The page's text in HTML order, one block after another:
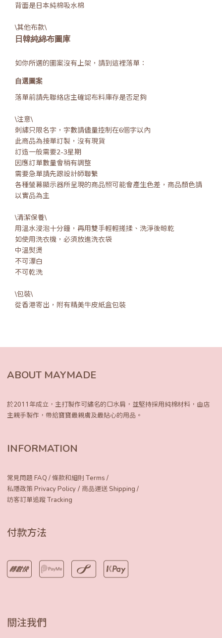
背面是日本純棉吸水棉
\其他布款\
日韓純綿布圖庫
如你所選的圖案沒有上架，請到這裡落單：
自選圖案
落單前請先聯絡店主確認布料庫存是否足夠
\注意\
刺繡只限名字，字數請儘量控制在6個字以內
此商品為接單訂製，沒有現貨
訂造一般需要2-3星期
因應訂單數量會稍有調整
需要急單請先跟設計師聯繫
各種螢幕顯示器所呈現的商品照可能會產生色差，商品顏色請
以實品為主
\清潔保養\
用溫水浸泡十分鐘，再用雙手輕輕搓揉、洗淨後晾乾
如使用洗衣機，必須放進洗衣袋
中溫熨燙
不可漂白
不可乾洗
\包裝\
從香港寄出，附有精美牛皮紙盒包裝
ABOUT MAYMADE
於2011年成立，主打製作可繡名的口水肩， 並堅持採用純棉材料，由店
主親手製作， 帶給寶寶最親膚及最貼心的用品。
INFORMATION
常見問題 FAQ /條款和細則 Terms /
私隱政策 Privacy Policy / 商品運送 Shipping /
訪客訂單追蹤 Tracking
付款方法
關注我們